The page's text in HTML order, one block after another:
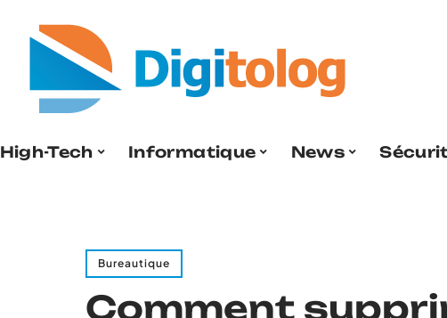
High-Tech Informatique News
Bureautique
Comment